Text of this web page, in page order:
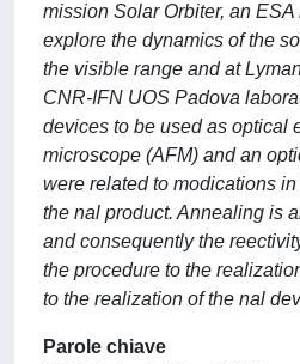
mission Solar Orbiter, an
explore the dynamics of the
the visible range and at
CNR-IFN UOS Padova
devices to be used as optical
microscope (AFM) and an
were related to modications
the nal product. Annealing is
and consequently the
the procedure to the
to the realization of the nal
Parole chiave